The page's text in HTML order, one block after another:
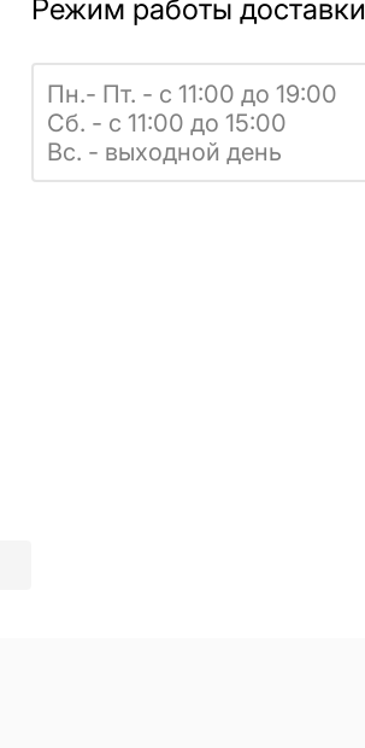
Режим работы доставки
Пн.- Пт. - с 11:00 до 19:00
Сб. - с 11:00 до 15:00
Вс. - выходной день